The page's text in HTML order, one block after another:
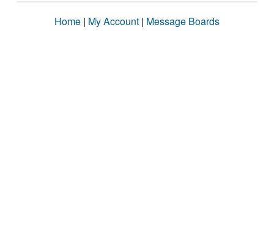
Home | My Account | Message Boards